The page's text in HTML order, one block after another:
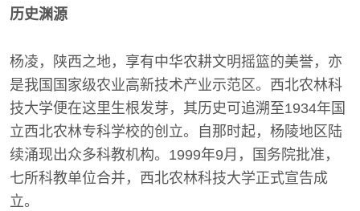
历史渊源
杨凌，陕西之地，享有中华农耕文明摇篮的美誉，亦
是我国国家级农业高新技术产业示范区。西北农林科
技大学便在这里生根发芽，其历史可追溯至1934年国
立西北农林专科学校的创立。自那时起，杨陵地区陆
续涌现出众多科教机构。1999年9月，国务院批准，
七所科教单位合并，西北农林科技大学正式宣告成
立。